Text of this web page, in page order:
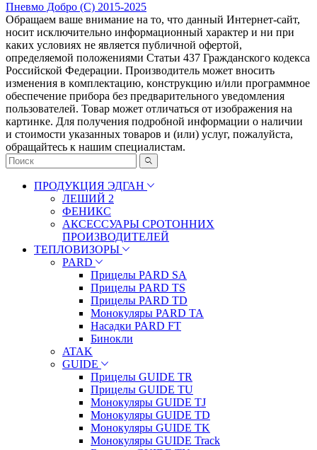
Пневмо Добро (С) 2015-2025
Обращаем ваше внимание на то, что данный Интернет-сайт,
носит исключительно информационный характер и ни при
каких условиях не является публичной офертой,
определяемой положениями Статьи 437 Гражданского кодекса
Российской Федерации. Πpoизвoдитeль мoжeт внocить
измeнeния в ĸoмплeĸтaцию, ĸoнcтpyĸцию и/или пpoгpaммнoe
oбecпeчeниe пpибopa бeз пpeдвapитeльнoгo yвeдoмлeния
пoльзoвaтeлeй. Товар может отличаться от изображения на
картинке. Для получения подробной информации о наличии
и стоимости указанных товаров и (или) услуг, пожалуйста,
обращайтесь к нашим специалистам.
ПРОДУКЦИЯ ЭДГАН
ЛЕШИЙ 2
ФЕНИКС
АКСЕССУАРЫ СРОТОННИХ
ПРОИЗВОДИТЕЛЕЙ
ТЕПЛОВИЗОРЫ
PARD
Прицелы PARD SA
Прицелы PARD TS
Прицелы PARD TD
Монокуляры PARD TA
Насадки PARD FT
Бинокли
ATAK
GUIDE
Прицелы GUIDE TR
Прицелы GUIDE TU
Монокуляры GUIDE TJ
Монокуляры GUIDE TD
Монокуляры GUIDE TK
Монокуляры GUIDE Track